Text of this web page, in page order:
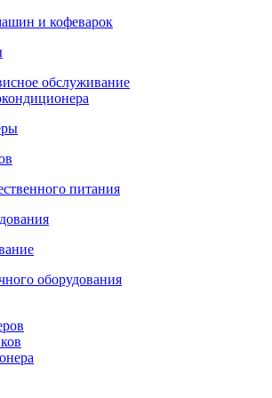
и кофеварок
обслуживание
питания
оборудования